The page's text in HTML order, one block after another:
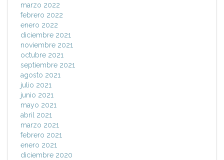
marzo 2022
febrero 2022
enero 2022
diciembre 2021
noviembre 2021
octubre 2021
septiembre 2021
agosto 2021
julio 2021
junio 2021
mayo 2021
abril 2021
marzo 2021
febrero 2021
enero 2021
diciembre 2020